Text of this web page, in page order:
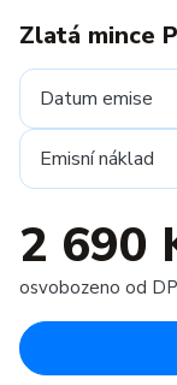
Zlatá mince
Datum emise
Emisní náklad
2 690
osvobozeno od